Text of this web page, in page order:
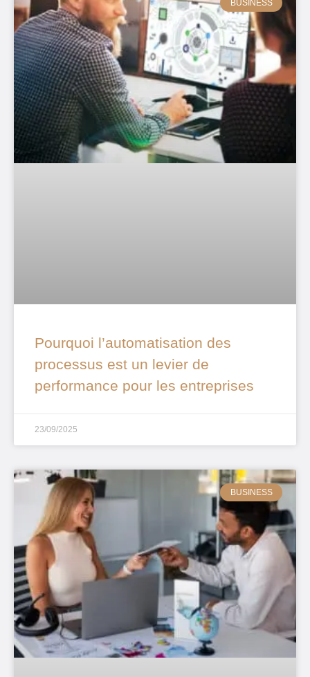
BUSINESS
Pourquoi l’automatisation des
processus est un levier de
performance pour les entreprises
23/09/2025
BUSINESS